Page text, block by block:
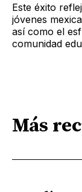
Este éxito
jóvenes
así como el
comunidad
Más